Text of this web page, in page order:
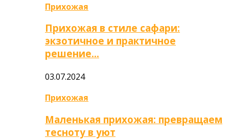
Прихожая
Прихожая в стиле сафари:
экзотичное и практичное
решение…
03.07.2024
Прихожая
Маленькая прихожая: превращаем
тесноту в уют